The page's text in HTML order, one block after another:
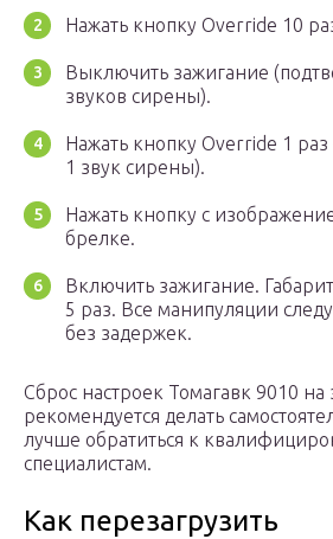
Нажать кнопку Override 10
Выключить зажигание
звуков сирены).
Нажать кнопку Override 1
1 звук сирены).
Нажать кнопку с
брелке.
Включить зажигание.
5 раз. Все манипуляции
без задержек.
Сброс настроек Томагавк 9010 на
рекомендуется делать
лучше обратиться к
специалистам.
Как перезагрузить